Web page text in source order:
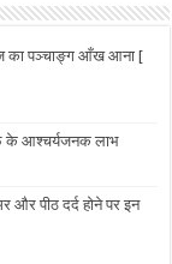
का पञ्चाङ्ग आँख आना [
के आश्चर्यजनक लाभ
और पीठ दर्द होने पर इन